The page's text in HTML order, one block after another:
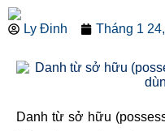
Ly Đinh Tháng 1
Danh từ sở hữu